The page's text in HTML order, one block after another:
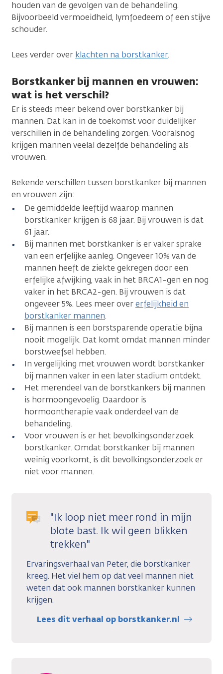
houden van de gevolgen van de behandeling.
Bijvoorbeeld vermoeidheid, lymfoedeem of een stijve
schouder.
Lees verder over klachten na borstkanker.
Borstkanker bij mannen en vrouwen:
wat is het verschil?
Er is steeds meer bekend over borstkanker bij
mannen. Dat kan in de toekomst voor duidelijker
verschillen in de behandeling zorgen. Vooralsnog
krijgen mannen veelal dezelfde behandeling als
vrouwen.
Bekende verschillen tussen borstkanker bij mannen
en vrouwen zijn:
De gemiddelde leeftijd waarop mannen
borstkanker krijgen is 68 jaar. Bij vrouwen is dat
61 jaar.
Bij mannen met borstkanker is er vaker sprake
van een erfelijke aanleg. Ongeveer 10% van de
mannen heeft de ziekte gekregen door een
erfelijke afwijking, vaak in het BRCA1-gen en nog
vaker in het BRCA2-gen. Bij vrouwen is dat
ongeveer 5%. Lees meer overerfelijkheid en
borstkanker mannen.
Bij mannen is een borstsparende operatie bijna
nooit mogelijk. Dat komt omdat mannen minder
borstweefsel hebben.
In vergelijking met vrouwen wordt borstkanker
bij mannen vaker in een later stadium ontdekt.
Het merendeel van de borstkankers bij mannen
is hormoongevoelig. Daardoor is
hormoontherapie vaak onderdeel van de
behandeling.
Voor vrouwen is er het bevolkingsonderzoek
borstkanker. Omdat borstkanker bij mannen
weinig voorkomt, is dit bevolkingsonderzoek er
niet voor mannen.
"Ik loop niet meer rond in mijn
blote bast. Ik wil geen blikken
trekken"
Ervaringsverhaal van Peter, die borstkanker
kreeg. Het viel hem op dat veel mannen niet
weten dat ook mannen borstkanker kunnen
krijgen.
Lees dit verhaal op borstkanker.nl